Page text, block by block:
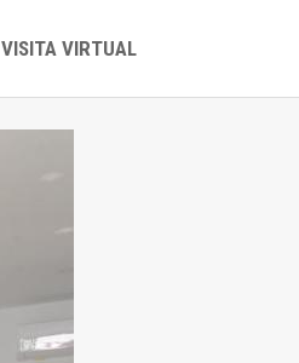
VISITA VIRTUAL